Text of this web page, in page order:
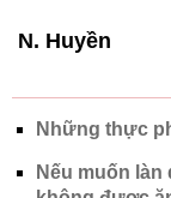
N. Huyền
Những thực
Nếu muốn